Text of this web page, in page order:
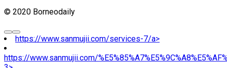
© 2020 Borneodaily
https://www.sanmujii.com/services-7/a>
https://www.sanmujii.com/